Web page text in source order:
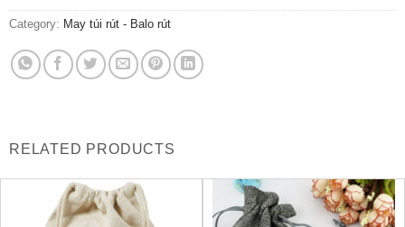
Category: May túi rút - Balo rút
RELATED PRODUCTS